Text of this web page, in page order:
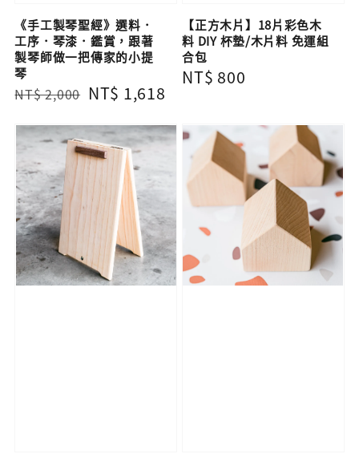
《手工製琴聖經》選料．
工序．琴漆．鑑賞，跟著
製琴師做一把傳家的小提
琴
Regular
NT$ 2,000 Sale
NT$ 1,618
【正方木片】18片彩色木
料 DIY 杯墊/木片料 免運組
合包
Regular
NT$ 800